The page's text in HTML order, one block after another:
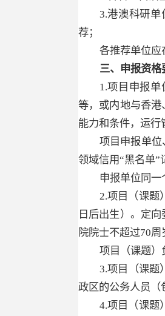
3.港澳科研
荐；
各推荐单位应
三、申报资格
1.项目申报
等，或内地与香
能力和条件，运行
项目申报单
领域信用“黑名单”
申报单位同
2.项目（课题
日后出生）。定
院院士不超过70
项目（课题）
3.项目（课题
政区的公务人员（
4.项目（课题